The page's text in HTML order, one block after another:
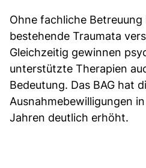
Ohne fachliche
bestehende Traumata
Gleichzeitig gewinnen
unterstützte Therapien
Bedeutung. Das BAG hat
Ausnahmebewilligungen
Jahren deutlich erhöht.